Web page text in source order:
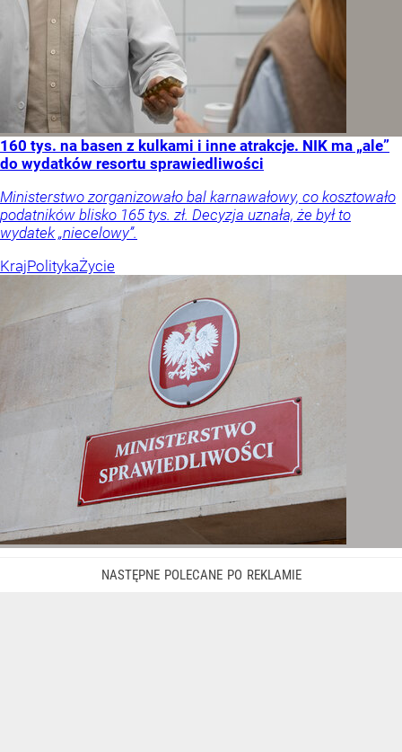
160 tys. na basen z kulkami i inne atrakcje. NIK ma „ale”
do wydatków resortu sprawiedliwości
Ministerstwo zorganizowało bal karnawałowy, co kosztowało
podatników blisko 165 tys. zł. Decyzja uznała, że był to
wydatek „niecelowy”.
KrajPolitykaŻycie